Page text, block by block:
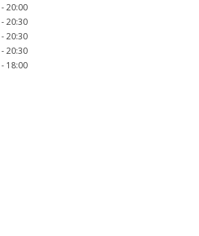
20:00
20:30
20:30
20:30
18:00